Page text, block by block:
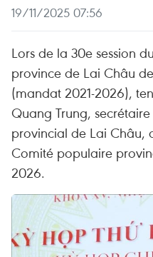
19/11/2025 07:56
Lors de la 30e session
province de Lai Châu
(mandat 2021-2026),
Quang Trung,
provincial de Lai Châu,
Comité populaire
2026.